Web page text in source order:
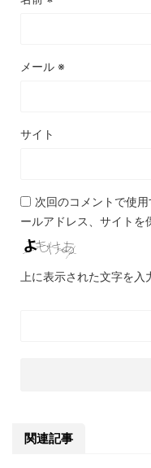
メール ※
サイト
次回のコメントで使
ールアドレス、サイトを
上に表示された文字を入
関連記事